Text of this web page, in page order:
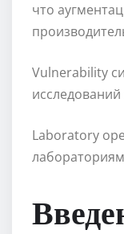
что
Vulnerability
Laboratory